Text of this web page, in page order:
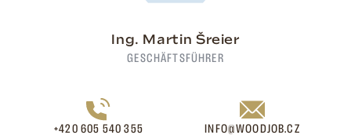
Ing. Martin Šreier
GESCHÄFTSFÜHRER
+420 605 540 355 INFO@WOODJOB.CZ